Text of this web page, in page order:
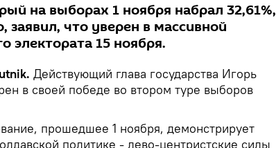
на выборах 1 ноября набрал 32,61%,
заявил, что уверен в массивной
электората 15 ноября.
Действующий глава государства Игорь
в своей победе во втором туре выборов
прошедшее 1 ноября, демонстрирует
политике - лево-центристские силы